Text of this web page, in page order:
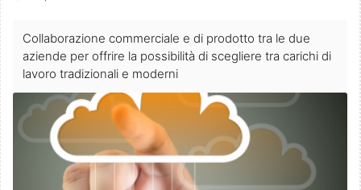
Collaborazione commerciale e di prodotto tra le due
aziende per offrire la possibilità di scegliere tra carichi di
lavoro tradizionali e moderni